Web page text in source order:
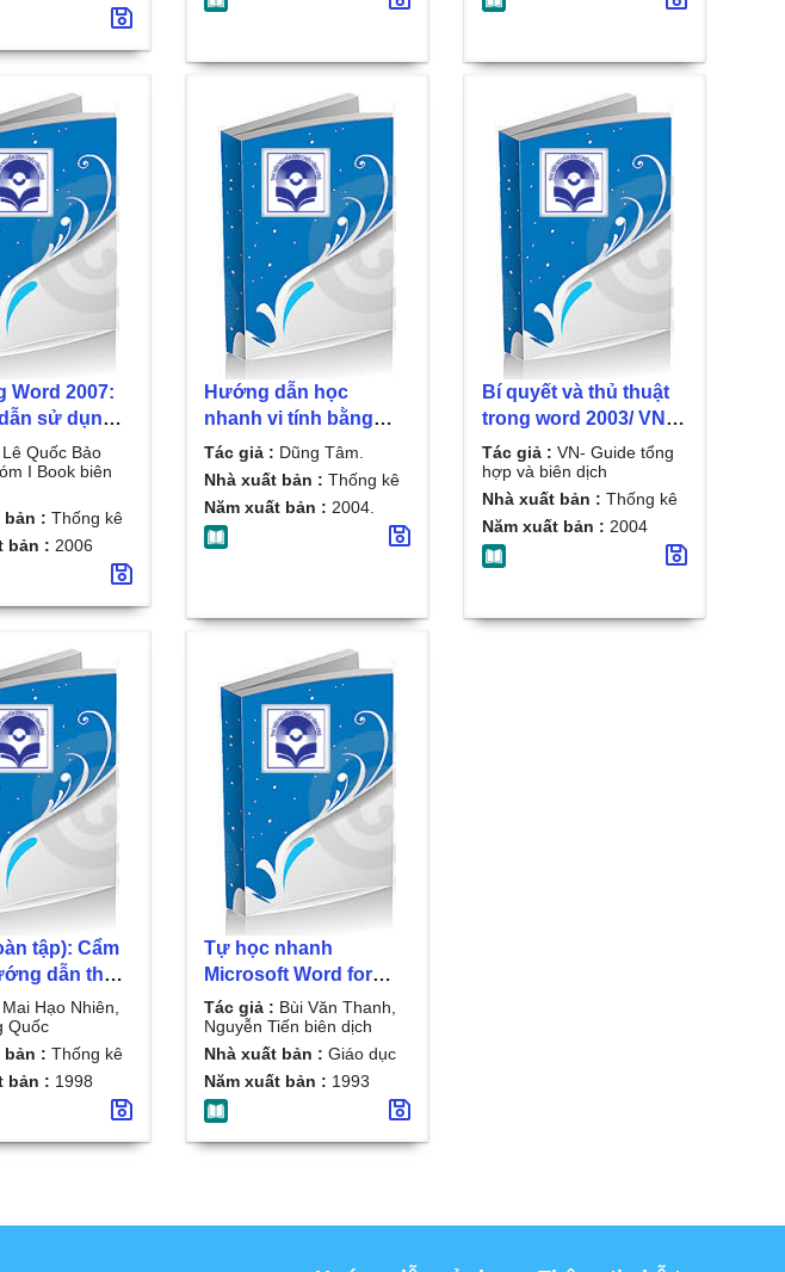
Word 2007:
sử dụng
office 2007 :
Quốc Bảo
I Book
T.2, 14 bài
nâng cao
2007
Lê Quốc Bảo
I Book biên
bản : Thống kê
bản : 2006
Hướng dẫn học
nhanh vi tính bằng
hình 9 trong 1 / Dũng
Tâm.
Tác giả : Dũng Tâm.
Nhà xuất bản : Thống kê
Năm xuất bản : 2004.
Bí quyết và thủ thuật
trong word 2003/ VN-
Guide tổng hợp và
biên dịch
Tác giả : VN- Guide tổng
hợp và biên dịch
Nhà xuất bản : Thống kê
Năm xuất bản : 2004
tập): Cẩm
dẫn thực
Hạo Nhiên,
Quốc
Mai Hạo Nhiên,
Quốc
bản : Thống kê
bản : 1998
Tự học nhanh
Microsoft Word for
Windows/ Bùi Văn
Thanh, Nguyễn Tiến
biên dịch
Tác giả : Bùi Văn Thanh,
Nguyễn Tiến biên dịch
Nhà xuất bản : Giáo dục
Năm xuất bản : 1993